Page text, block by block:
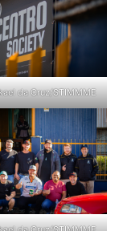
da Cruz/STIMMME